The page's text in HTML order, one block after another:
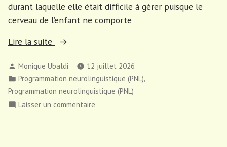
durant laquelle elle était difficile à gérer puisque le
cerveau de l’enfant ne comporte
Lire la suite
« Qu’est
peur
de
l’abandon
ou
Publié
par
Monique Ubaldi
12 juillet 2026
Publié
dans
Programmation neurolinguistique (PNL),
Programmation neurolinguistique (PNL)
Laisser un commentaire